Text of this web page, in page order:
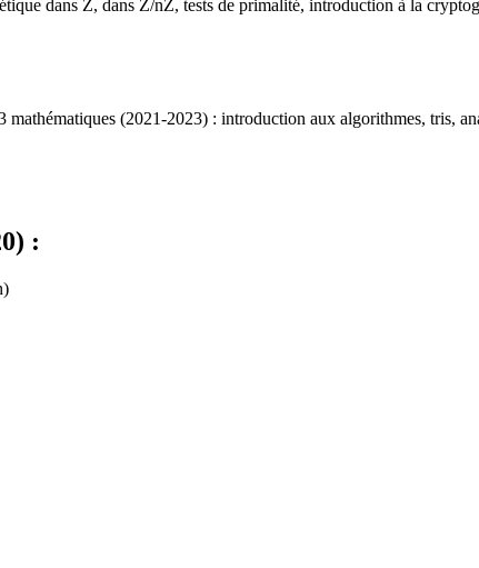
dans Z, dans Z/nZ, tests de primalité, introduction à la
mathématiques (2021-2023) : introduction aux algorithmes, tris,
: